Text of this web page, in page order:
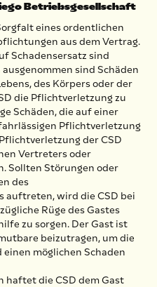
Betriebsgesellschaft
eines ordentlichen
aus dem Vertrag.
Schadensersatz sind
sind Schäden
des Körpers oder der
die Pflichtverletzung zu
Schäden, die auf einer
Pflichtverletzung
der CSD
Vertreters oder
Sollten Störungen oder
des
auftreten, wird die CSD bei
Rüge des Gastes
zu sorgen. Der Gast ist
beizutragen, um die
möglichen Schaden
haftet die CSD dem Gast